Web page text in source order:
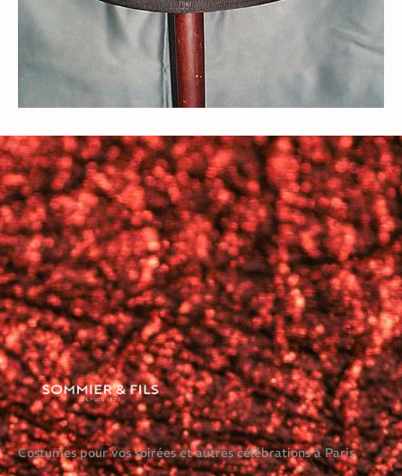
Costumes pour vos soirées et autres célébrations à Paris